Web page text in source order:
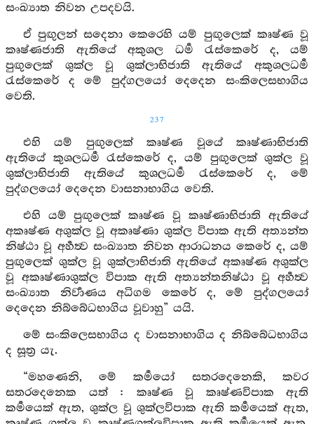
සංඛ්‍යාත නිවන උපදවයි.
ඒ පුඟුලන් සදෙනා කෙරෙහි යම් පුඟුලෙක් කෘෂ්ණ වූ
කෘෂ්ණජාති ඇතියේ අකුශල ධර්‍ම රැස්කෙරේ ද, යම්
පුඟුලෙක් ශුක්ල වූ ශුක්ලාභිජාති ඇතියේ අකුශලධර්‍ම
රැස්කෙරේ ද මේ පුද්ගලයෝ දෙදෙන සංකිලෙසභාගිය
වෙති.
237
එහි යම් පුඟුලෙක් කෘෂ්ණ වූයේ කෘෂ්ණාභිජාති
ඇතියේ කුශලධර්‍ම රැස්කෙරේ ද, යම් පුඟුලෙක් ශුක්ල වූ
ශුක්ලාභිජාති ඇතියේ කුශලධර්‍ම රැස්කෙරේ ද, මේ
පුද්ගලයෝ දෙදෙන වාසනාභාගිය වෙති.
එහි යම් පුඟුලෙක් කෘෂ්ණ වූ කෘෂ්ණාභිජාති ඇතියේ
අකෘෂ්ණ අශුක්ල වූ අකෘෂ්ණා ශුක්ල විපාක ඇති අත්‍යන්ත
නිෂ්ඨා වූ අර්‍හත්‍ව සංඛ්‍යාත නිවන ආරාධනය කෙරේ ද, යම්
පුඟුලෙක් ශුක්ල වූ ශුක්ලාභිජාති ඇතියේ අකෘෂ්ණ අශුක්ල
වූ අකෘෂ්ණාශුක්ල විපාක ඇති අත්‍යන්තනිෂ්ඨා වූ අර්‍හත්‍ව
සංඛ්‍යාත නිර්‍වාණය අධිගම කෙරේ ද, මේ පුද්ගලයෝ
දෙදෙන නිබ්බේධභාගිය වූවාහු” යයි.
මේ සංකිලෙසභාගිය ද වාසනාභාගිය ද නිබ්බේධභාගිය
ද සූත්‍ර යැ.
“මහණෙනි, මේ කර්‍මයෝ සතරදෙනෙකි, කවර
සතරදෙනෙක යත් : කෘෂ්ණ වූ කෘෂ්ණවිපාක ඇති
කර්‍මයෙක් ඇත, ශුක්ල වූ ශුක්ලවිපාක ඇති කර්‍මයෙක් ඇත,